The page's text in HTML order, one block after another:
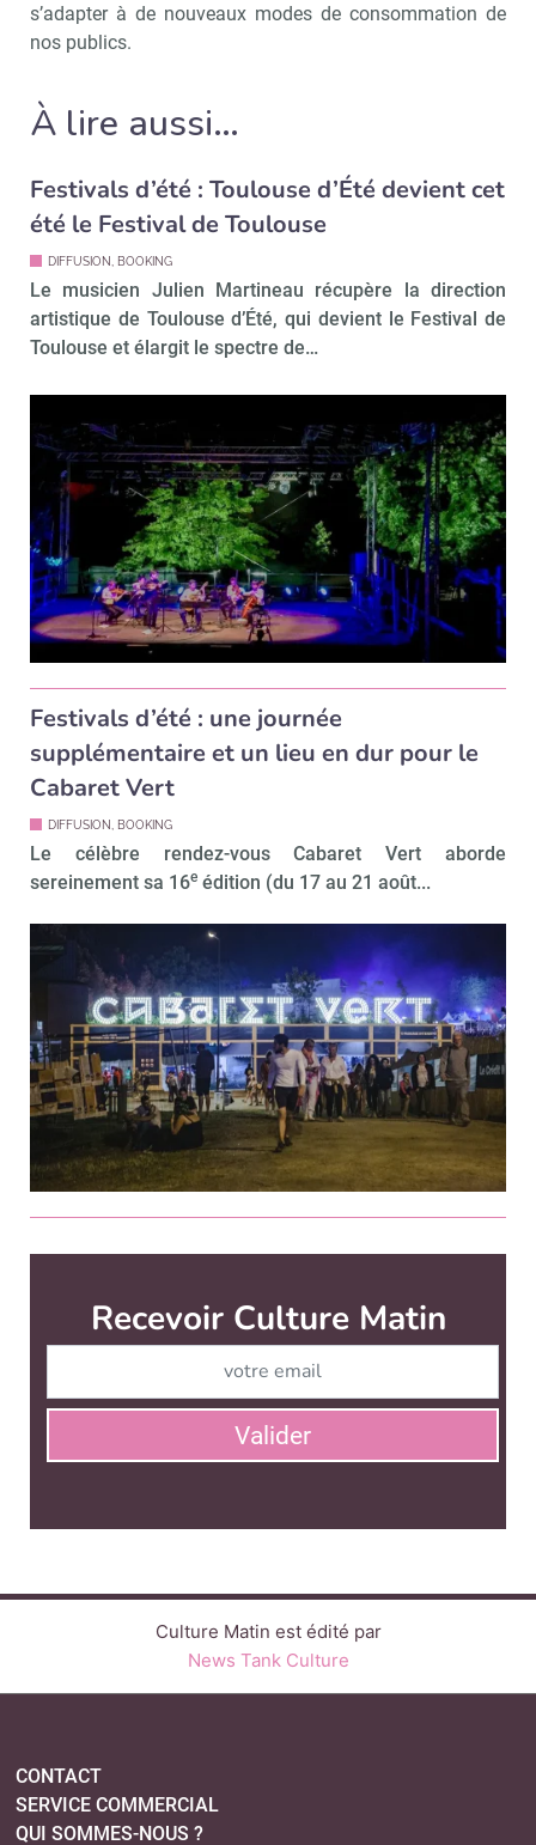
s’adapter à de nouveaux modes de consommation de
nos publics.
À lire aussi…
Festivals d’été : Toulouse d’Été devient cet
été le Festival de Toulouse
DIFFUSION, BOOKING
Le musicien Julien Martineau récupère la direction
artistique de Toulouse d’Été, qui devient le Festival de
Toulouse et élargit le spectre de…
Festivals d’été : une journée
supplémentaire et un lieu en dur pour le
Cabaret Vert
DIFFUSION, BOOKING
Le célèbre rendez-vous Cabaret Vert aborde
sereinement sa 16e édition (du 17 au 21 août...
Culture Matin est édité par
News Tank Culture
QUI SOMMES-NOUS ?
LINKEDINTWITTERFACEBOOK
PLAN DU SITE
MENTIONS LÉGALES
POLITIQUE DE CONFIDENTIALITÉ